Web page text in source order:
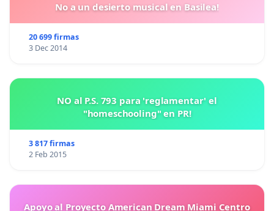
No a un desierto musical en Basilea!
20 699 firmas
3 Dec 2014
NO al P.S. 793 para 'reglamentar' el
"homeschooling" en PR!
3 817 firmas
2 Feb 2015
Apoyo al Proyecto American Dream Miami Centro